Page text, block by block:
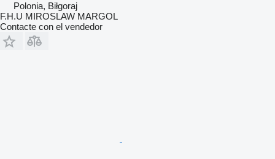
Polonia, Biłgoraj
F.H.U MIROSLAW MARGOL
Contacte con el vendedor